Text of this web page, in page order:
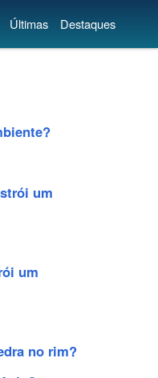
Últimas Destaques
um
um
no rim?